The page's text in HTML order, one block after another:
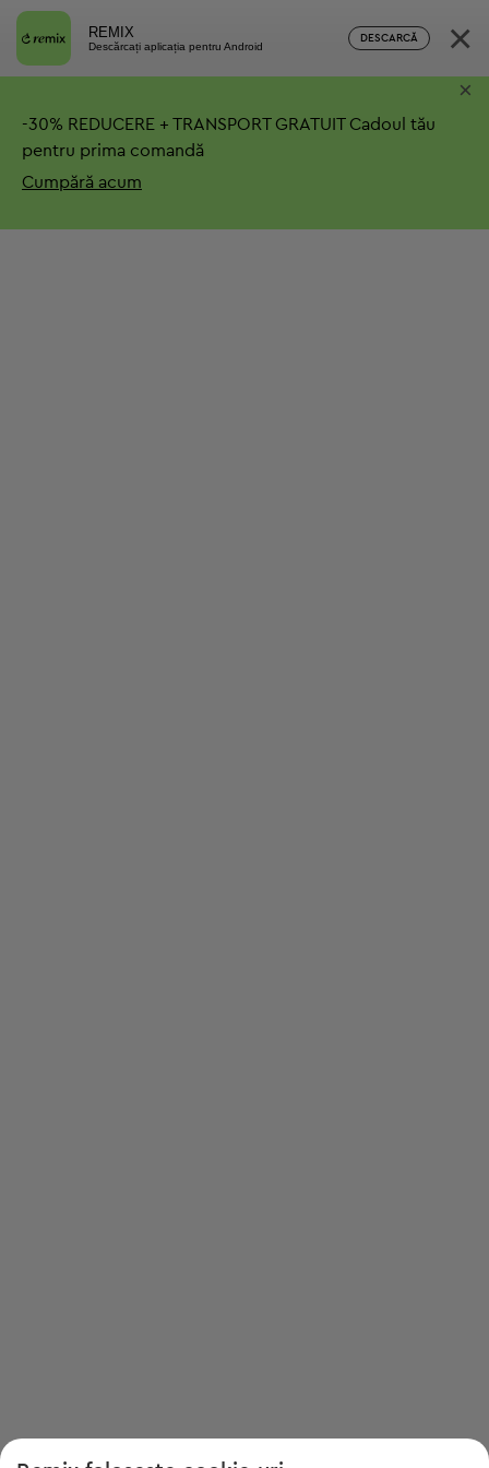
REMIX
Descărcați aplicația pentru Android
DESCARCĂ ×
-30% REDUCERE + TRANSPORT GRATUITCadoul tău
pentru prima comandă
Cumpără acum
×